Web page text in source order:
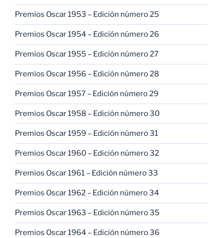
Premios Oscar 1953 – Edición número 25
Premios Oscar 1954 – Edición número 26
Premios Oscar 1955 – Edición número 27
Premios Oscar 1956 – Edición número 28
Premios Oscar 1957 – Edición número 29
Premios Oscar 1958 – Edición número 30
Premios Oscar 1959 – Edición número 31
Premios Oscar 1960 – Edición número 32
Premios Oscar 1961 – Edición número 33
Premios Oscar 1962 – Edición número 34
Premios Oscar 1963 – Edición número 35
Premios Oscar 1964 – Edición número 36